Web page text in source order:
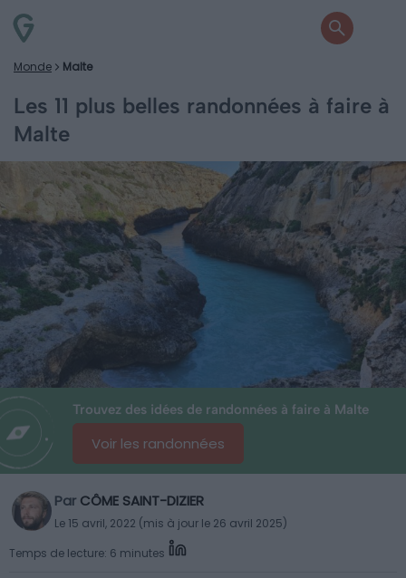
Monde Malte
Les 11 plus belles randonnées à faire à
Malte
Trouvez des idées de randonnées à faire à Malte
Voir les randonnées
Par CÔME SAINT-DIZIER
Le 15 avril, 2022 (mis à jour le 26 avril 2025)
Temps de lecture: 6 minutes